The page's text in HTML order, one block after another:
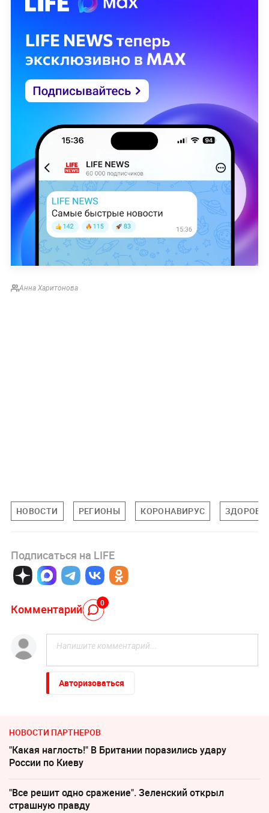
Аннa Харитонова
НОВОСТИ РЕГИОНЫ КОРОНАВИРУС
Подписаться на LIFE
Комментарий 0
Авторизоваться
НОВОСТИ ПАРТНЕРОВ
"Какая наглость!" В Британии поразились удару
России по Киеву
"Все решит одно сражение". Зеленский открыл
страшную правду